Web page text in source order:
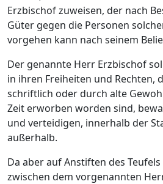
Erzbischof zuweisen, der nach
Güter gegen die Personen
vorgehen kann nach seinem
Der genannte Herr Erzbischof
in ihren Freiheiten und Rechten,
schriftlich oder durch alte
Zeit erworben worden sind,
und verteidigen, innerhalb der
außerhalb.
Da aber auf Anstiften des
zwischen dem vorgenannten